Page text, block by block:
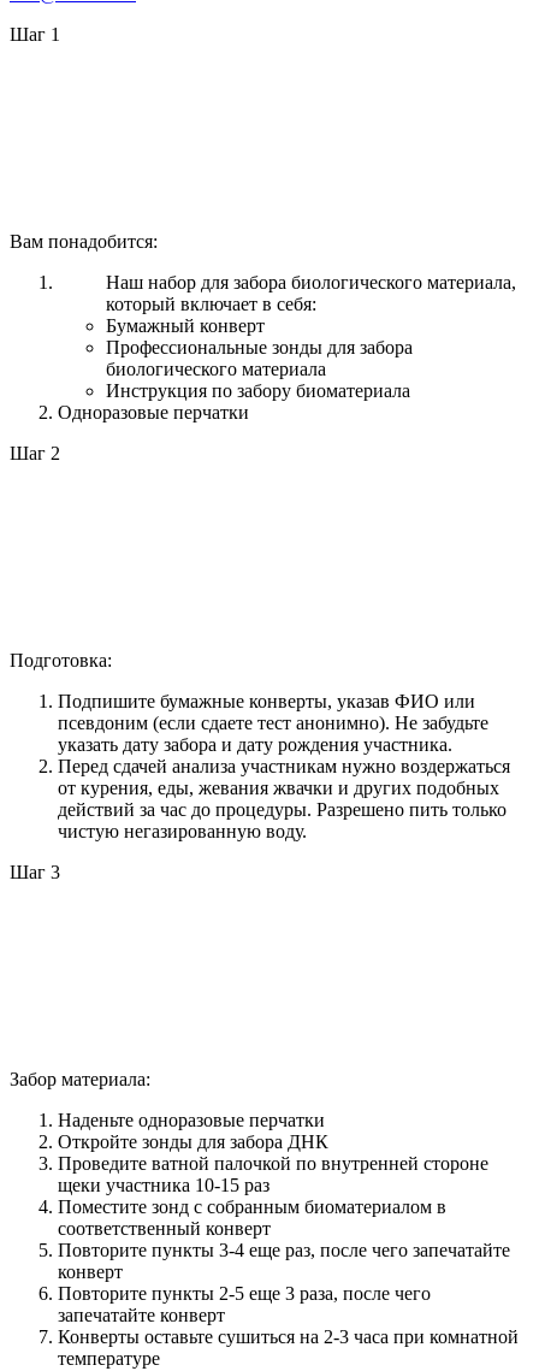
Шаг 1
Вам понадобится:
Наш набор для забора биологического материала,
который включает в себя:
Бумажный конверт
Профессиональные зонды для забора
биологического материала
Инструкция по забору биоматериала
Одноразовые перчатки
Шаг 2
Подготовка:
Подпишите бумажные конверты, указав ФИО или
псевдоним (если сдаете тест анонимно). Не забудьте
указать дату забора и дату рождения участника.
Перед сдачей анализа участникам нужно воздержаться
от курения, еды, жевания жвачки и других подобных
действий за час до процедуры. Разрешено пить только
чистую негазированную воду.
Шаг 3
Забор материала:
Наденьте одноразовые перчатки
Откройте зонды для забора ДНК
Проведите ватной палочкой по внутренней стороне
щеки участника 10-15 раз
Поместите зонд с собранным биоматериалом в
соответственный конверт
Повторите пункты 3-4 еще раз, после чего запечатайте
конверт
Повторите пункты 2-5 еще 3 раза, после чего
запечатайте конверт
Конверты оставьте сушиться на 2-3 часа при комнатной
температуре